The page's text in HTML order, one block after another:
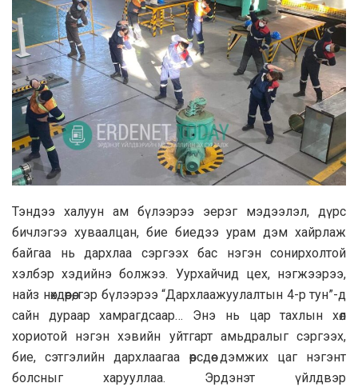
Тэндээ халуун ам бүлээрээ эерэг мэдээлэл, дүрс
бичлэгээ хуваалцан, бие биедээ урам дэм хайрлаж
байгаа нь дархлаа сэргээх бас нэгэн сонирхолтой
хэлбэр хэдийнэ болжээ. Уурхайчид цех, нэгжээрээ,
найз нөхдөөрөө, гэр бүлээрээ “Дархлаажуулалтын 4-р тун”-д
сайн дураар хамрагдсаар… Энэ нь цар тахлын хөл
хориотой нэгэн хэвийн уйтгарт амьдралыг сэргээх,
бие, сэтгэлийн дархлаагаа өөрсдөө дэмжих цаг нэгэнт
болсныг харууллаа. Эрдэнэт үйлдвэр